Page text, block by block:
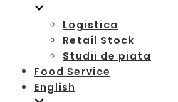
Logistica
Retail Stock
Studii de piata
Food Service
English